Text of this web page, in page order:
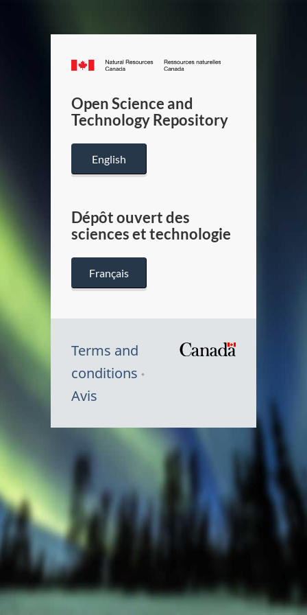
Canada.ca
/
Canada
Open Science and
Technology Repository
English
Dépôt ouvert des
sciences et technologie
Français
Terms and
conditions
Avis
Canada